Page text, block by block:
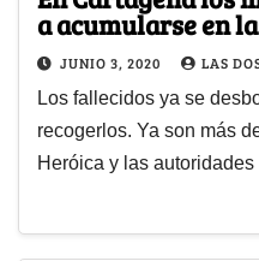
a acumularse en
JUNIO 3, 2020 LAS
Los fallecidos ya se
recogerlos. Ya son más
Heróica y las